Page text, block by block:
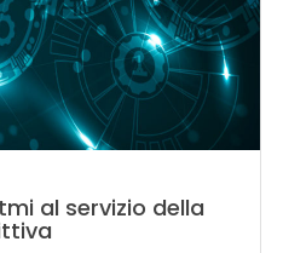
al servizio della